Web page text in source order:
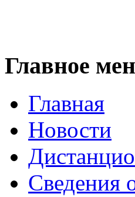
Главное
Главная
Новости
Сведения